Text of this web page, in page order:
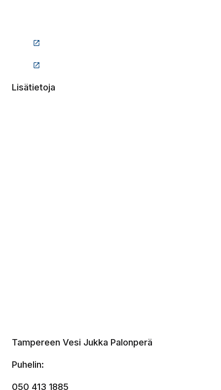
Lisätietoja
Tampereen Vesi Jukka Palonperä
Puhelin:
050 413 1885